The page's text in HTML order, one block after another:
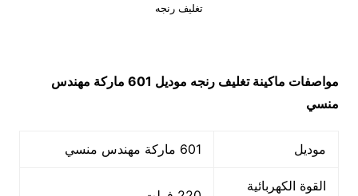
تغليف رنجه
مواصفات ماكينةتغليف رنجه
موديل 601 ماركة مهندس
منسي
موديل 601 ماركة مهندس منسي
القوة الكهربائية